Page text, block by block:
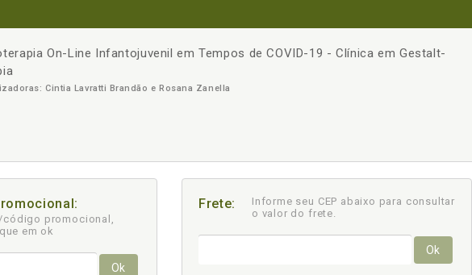
On-Line Infantojuvenil em Tempos de COVID-19 - Clínica em Gestalt-
Cintia Lavratti Brandão e Rosana Zanella
- +
código promocional,
em ok
Ok
Frete:
Informe seu CEP abaixo para consultar
o valor do frete.
Ok